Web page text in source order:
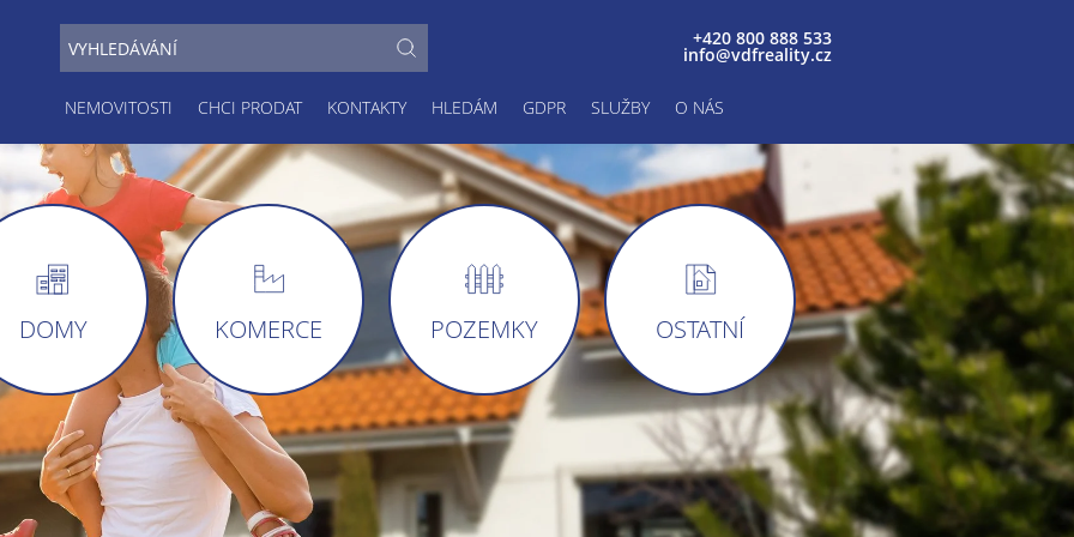
NEMOVITOSTI CHCI PRODAT KONTAKTY HLEDÁM GDPR SLUŽBY O NÁS
+420 800 888 533
info@vdfreality.cz
DOMY KOMERCE POZEMKY OSTATNÍ